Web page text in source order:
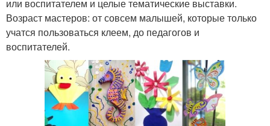
или воспитателем и целые тематические выставки.
Возраст мастеров: от совсем малышей, которые только
учатся пользоваться клеем, до педагогов и
воспитателей.